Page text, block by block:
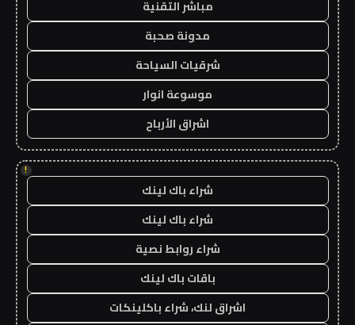
مباشر التقنية
مدونة صحبة
شرقيات السياحة
موسوعة انوار
اشراق الأرباح
!
شراء باك لينك
شراء باك لينك
شراء روابط نصية
باقات باك لينك
اشراق لنك، شراء باكلينكات